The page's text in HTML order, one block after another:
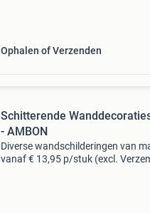
Ophalen of Verzenden
Schitterende
- AMBON
Diverse wandschilderingen van
vanaf € 13,95 p/stuk (excl.